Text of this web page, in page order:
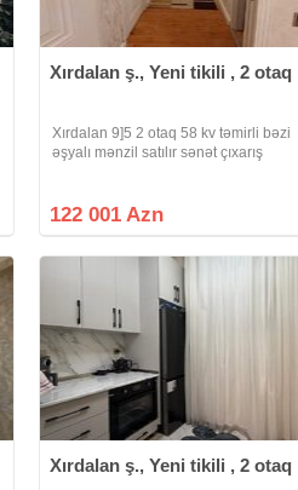
Xırdalan ş., Yeni tikili , 2 otaq
Xırdalan 9]5 2 otaq 58 kv təmirli bəzi
əşyalı mənzil satılır sənət çıxarış
122 001 Azn
Xırdalan ş., Yeni tikili , 2 otaq